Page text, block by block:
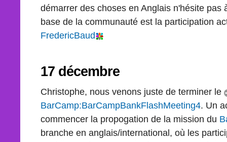
démarrer des choses en Anglais n'hésite pas
base de la communauté est la participation
FredericBaud
17 décembre
Christophe, nous venons juste de terminer le
BarCamp:BarCampBankFlashMeeting4. Un
commencer la propogation de la mission du
branche en anglais/international, où les